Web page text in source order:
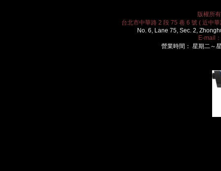
版權所
台北市中華路 2 段 75 巷 6 號 ( 近中
No. 6, Lane 75, Sec. 2,
E-mail：
營業時間： 星期二～